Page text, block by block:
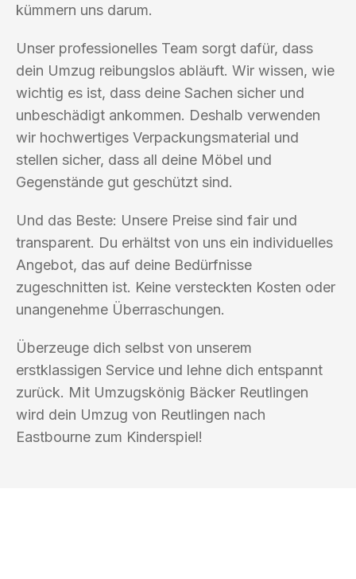
kümmern uns darum.
Unser professionelles Team sorgt dafür, dass
dein Umzug reibungslos abläuft. Wir wissen, wie
wichtig es ist, dass deine Sachen sicher und
unbeschädigt ankommen. Deshalb verwenden
wir hochwertiges Verpackungsmaterial und
stellen sicher, dass all deine Möbel und
Gegenstände gut geschützt sind.
Und das Beste: Unsere Preise sind fair und
transparent. Du erhältst von uns ein individuelles
Angebot, das auf deine Bedürfnisse
zugeschnitten ist. Keine versteckten Kosten oder
unangenehme Überraschungen.
Überzeuge dich selbst von unserem
erstklassigen Service und lehne dich entspannt
zurück. Mit Umzugskönig Bäcker Reutlingen
wird dein Umzug von Reutlingen nach
Eastbourne zum Kinderspiel!